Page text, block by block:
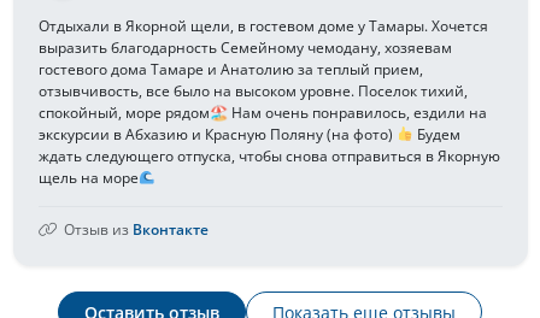
Отдыхали в Якорной щели, в гостевом доме у Тамары. Хочется
выразить благодарность Семейному чемодану, хозяевам
гостевого дома Тамаре и Анатолию за теплый прием,
отзывчивость, все было на высоком уровне. Поселок тихий,
спокойный, море рядом🏖 Нам очень понравилось, ездили на
экскурсии в Абхазию и Красную Поляну (на фото)
Будем
ждать следующего отпуска, чтобы снова отправиться в Якорную
щель на море
Отзыв из Вконтакте
Оставить отзыв Показать еще отзывы